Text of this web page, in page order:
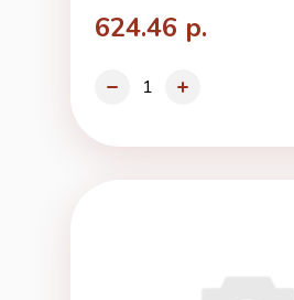
624.46 р.